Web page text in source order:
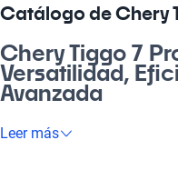
Catálogo de Chery
Chery Tiggo 7
Versatilidad,
Avanzada
Si buscas un vehículo que
Leer más